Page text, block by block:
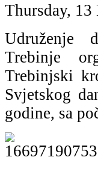
Thursday, 13
Udruženje
Trebinje
Trebinjski
Svjetskog
godine, sa